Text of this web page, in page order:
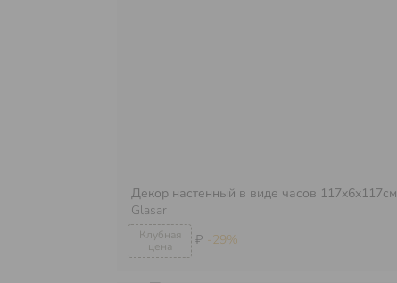
₽ -29%
Декор настенный в виде часов 117х6х117см
Glasar